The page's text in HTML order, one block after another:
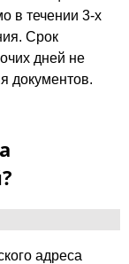
в течении 3-х
Срок
дней не
документов.
адреса